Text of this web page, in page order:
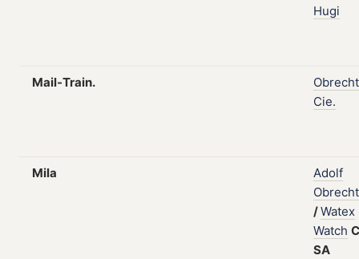
Hugi
Mail-Train.
Obrecht
Cie.
Mila
Adolf
Obrecht
/Watex
Watch
SA